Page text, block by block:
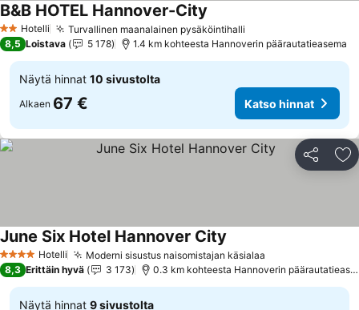
2 Tähtiluokitus
Hotelli Turvallinen maanalainen pysäköintihalli
B&B HOTEL Hannover-City
8,5 Loistava 5 178 1.4 km kohteesta Hannoverin päärautatieasema
Näytä hinnat 10 sivustolta
Alkaen 67 € Katso hinnat
Jaa
4 Tähtiluokitus
Hotelli Moderni sisustus naisomistajan käsialaa
June Six Hotel Hannover City
8,3 Erittäin hyvä 3 173 0.3 km kohteesta Hannoverin
Näytä hinnat 9 sivustolta